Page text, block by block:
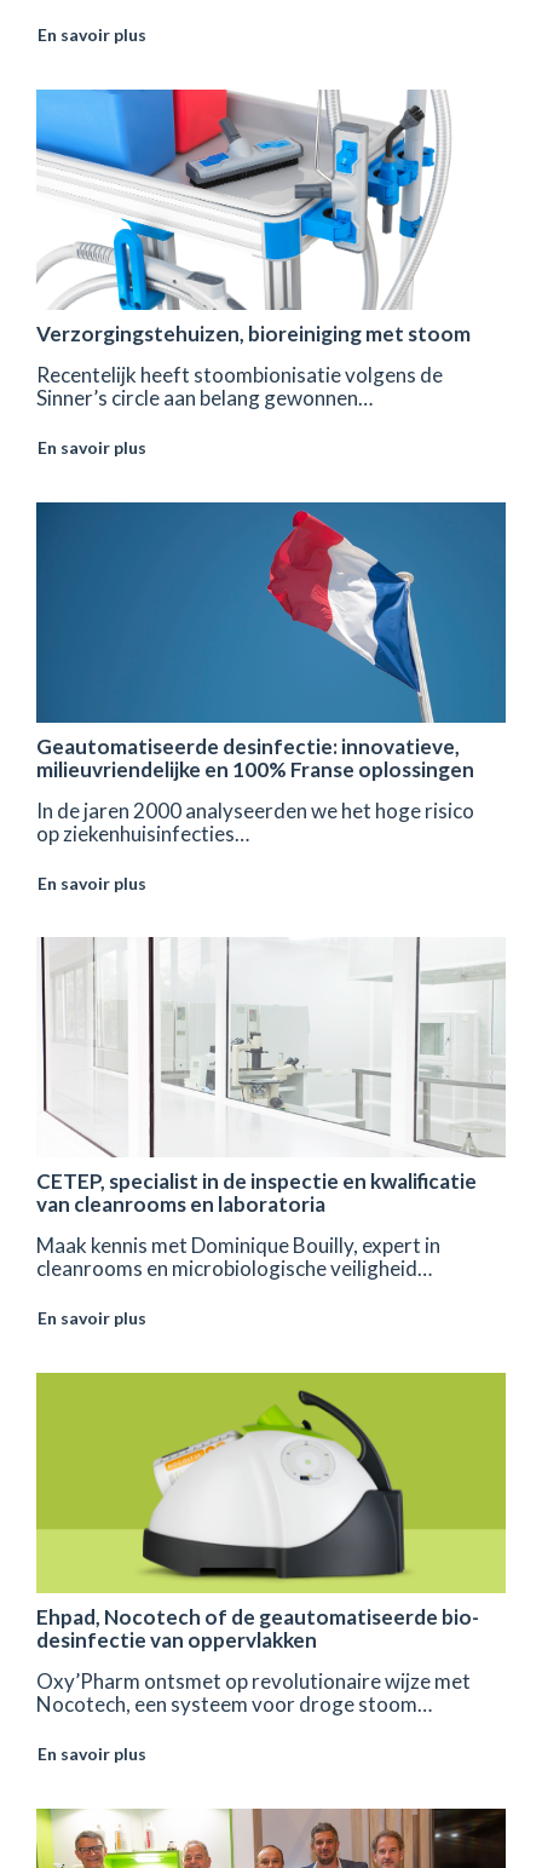
En savoir plus
Verzorgingstehuizen, bioreiniging met stoom
Recentelijk heeft stoombionisatie volgens de
Sinner’s circle aan belang gewonnen…
En savoir plus
Geautomatiseerde desinfectie: innovatieve,
milieuvriendelijke en 100% Franse oplossingen
In de jaren 2000 analyseerden we het hoge risico
op ziekenhuisinfecties…
En savoir plus
CETEP, specialist in de inspectie en kwalificatie
van cleanrooms en laboratoria
Maak kennis met Dominique Bouilly, expert in
cleanrooms en microbiologische veiligheid…
En savoir plus
Ehpad, Nocotech of de geautomatiseerde bio-
desinfectie van oppervlakken
Oxy’Pharm ontsmet op revolutionaire wijze met
Nocotech, een systeem voor droge stoom…
En savoir plus